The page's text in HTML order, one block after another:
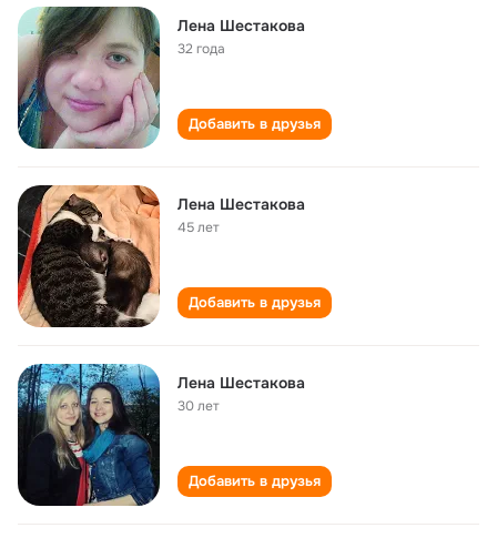
Лена Шестакова
32 года
Добавить в друзья
Лена Шестакова
45 лет
Добавить в друзья
Лена Шестакова
30 лет
Добавить в друзья